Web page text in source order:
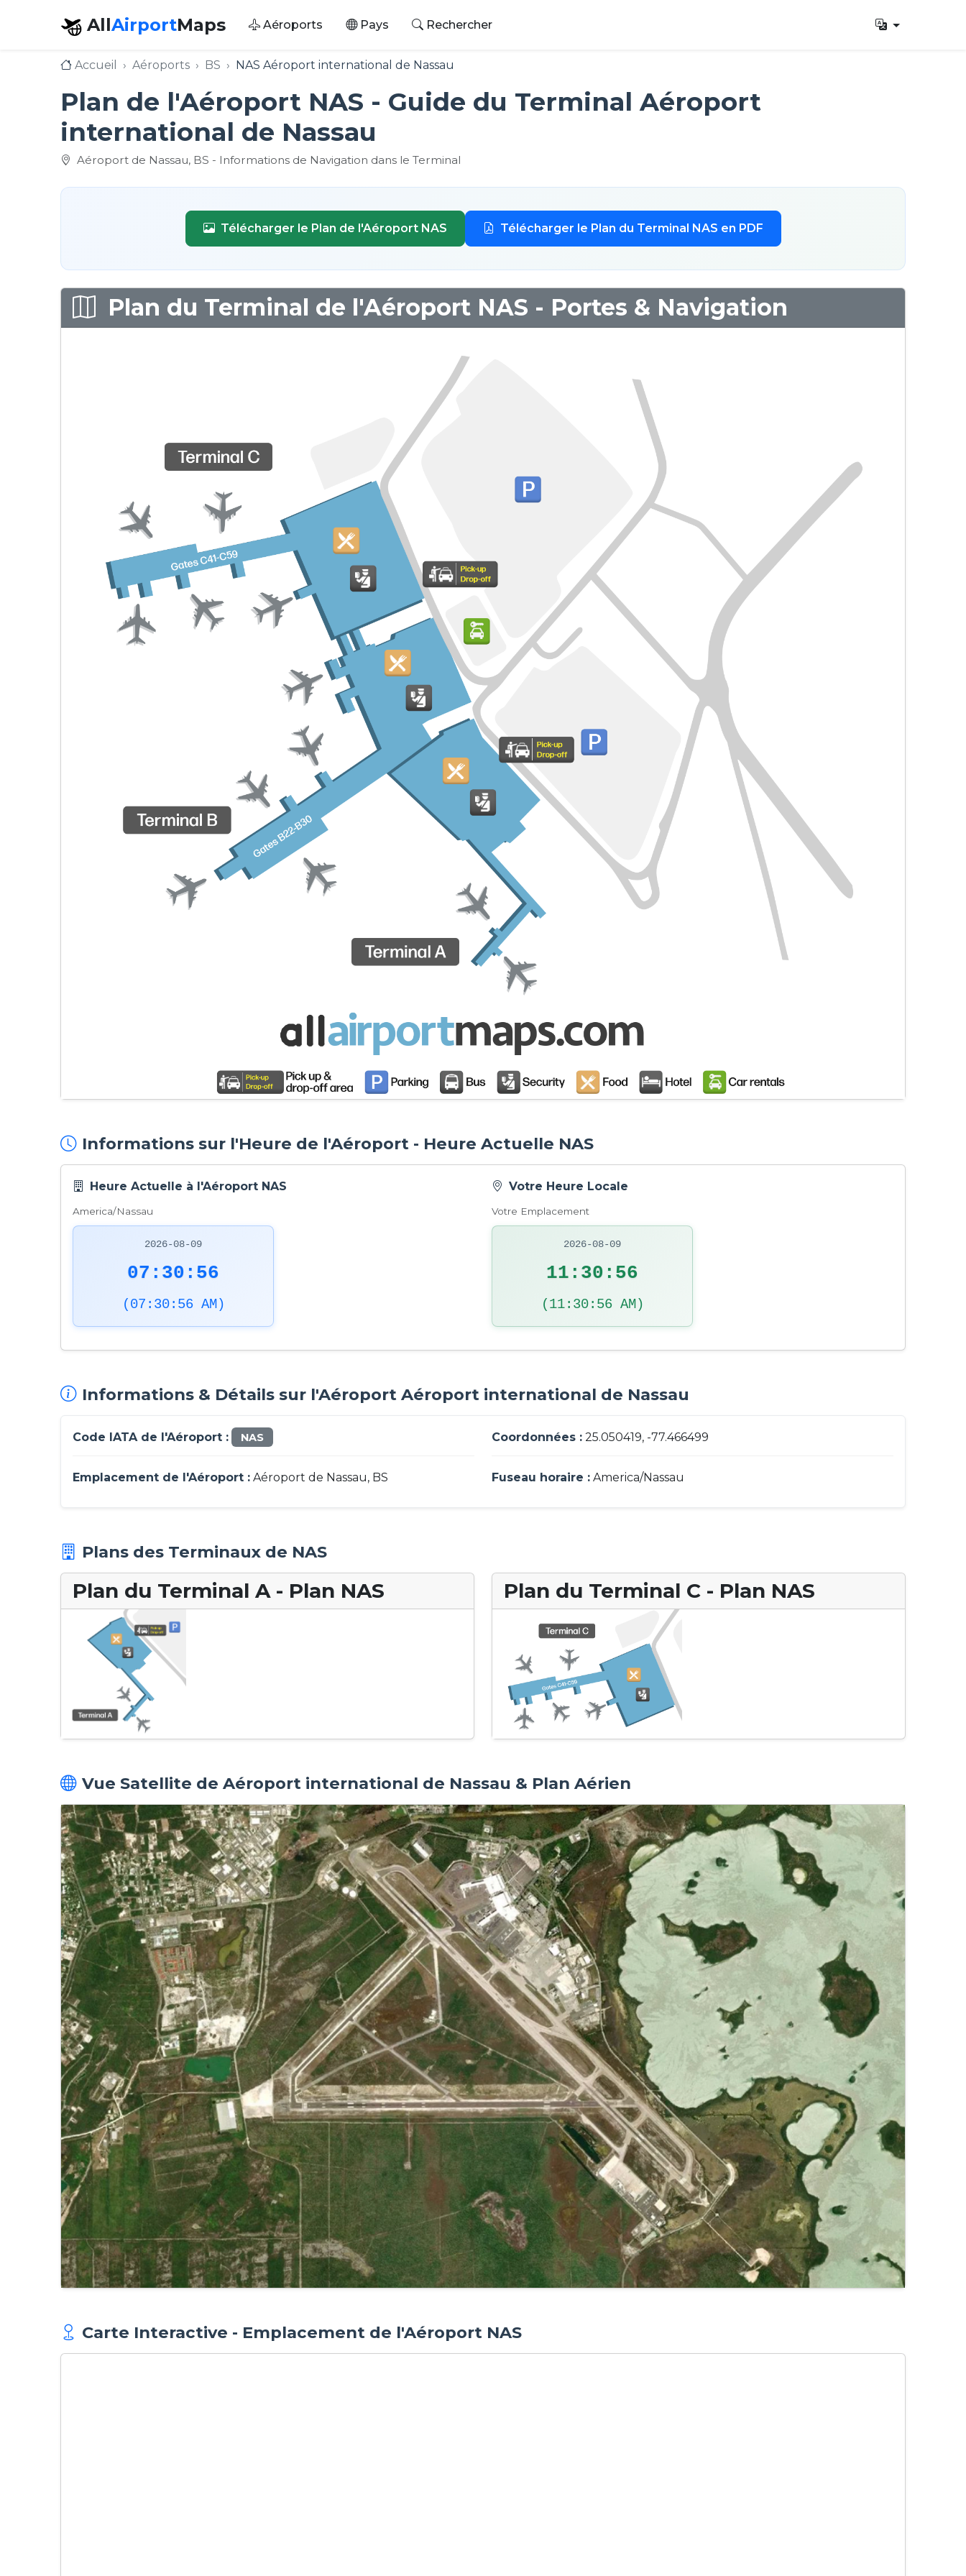
AllAirportMaps Aéroports Pays Rechercher
Accueil Aéroports BS NAS Aéroport international de Nassau
Plan de l'Aéroport NAS - Guide du Terminal Aéroport
international de Nassau
Aéroport de Nassau, BS - Informations de Navigation dans le Terminal
Télécharger le Plan de l'Aéroport NAS Télécharger le Plan du Terminal NAS en PDF
Plan du Terminal de l'Aéroport NAS - Portes & Navigation
Informations sur l'Heure de l'Aéroport - Heure Actuelle NAS
Heure Actuelle à l'Aéroport NAS
America/Nassau
2026-08-09
07:30:57
(07:30:57 AM)
Votre Heure Locale
Votre Emplacement
2026-08-09
11:30:57
(11:30:57 AM)
Informations & Détails sur l'Aéroport Aéroport international de Nassau
Code IATA de l'Aéroport : NAS
Emplacement de l'Aéroport : Aéroport de Nassau, BS
Coordonnées : 25.050419, -77.466499
Fuseau horaire : America/Nassau
Plans des Terminaux de NAS
Plan du Terminal A - Plan NAS Plan du Terminal C - Plan NAS
Vue Satellite de Aéroport international de Nassau & Plan Aérien
Carte Interactive - Emplacement de l'Aéroport NAS